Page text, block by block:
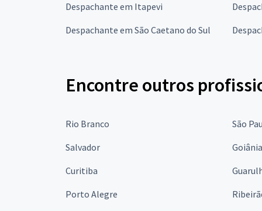
Despachante em Itapevi
Despachante em São Caetano do Sul
Encontre outros
Rio Branco São
Salvador
Goiânia
Curitiba
Porto Alegre